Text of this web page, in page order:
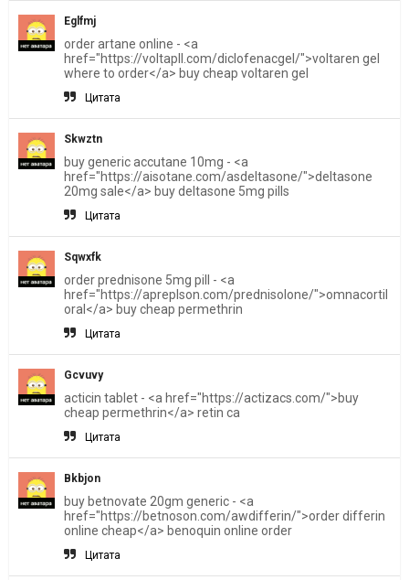
Eglfmj
order artane online - <a
href="https://voltapll.com/diclofenacgel/">voltaren gel
where to order</a> buy cheap voltaren gel
Цитата
Skwztn
buy generic accutane 10mg - <a
href="https://aisotane.com/asdeltasone/">deltasone
20mg sale</a> buy deltasone 5mg pills
Цитата
Sqwxfk
order prednisone 5mg pill - <a
href="https://apreplson.com/prednisolone/">omnacortil
oral</a> buy cheap permethrin
Цитата
Gcvuvy
acticin tablet - <a href="https://actizacs.com/">buy
cheap permethrin</a> retin ca
Цитата
Bkbjon
buy betnovate 20gm generic - <a
href="https://betnoson.com/awdifferin/">order differin
online cheap</a> benoquin online order
Цитата